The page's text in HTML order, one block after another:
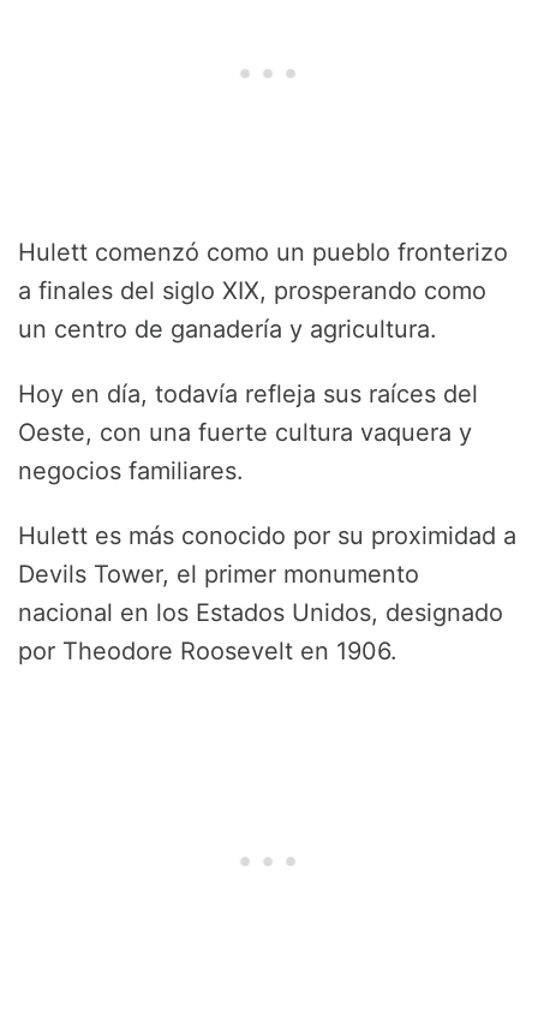
Hulett comenzó como un pueblo fronterizo
a finales del siglo XIX, prosperando como
un centro de ganadería y agricultura.
Hoy en día, todavía refleja sus raíces del
Oeste, con una fuerte cultura vaquera y
negocios familiares.
Hulett es más conocido por su proximidad a
Devils Tower, el primer monumento
nacional en los Estados Unidos, designado
por Theodore Roosevelt en 1906.